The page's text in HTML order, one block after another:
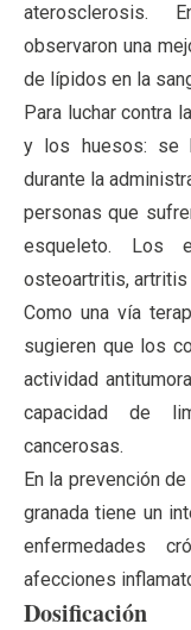
aterosclerosis.
observaron una
de lípidos en la
Para luchar contra
y los huesos: se
durante la
personas que
esqueleto. Los
osteoartritis,
Como una vía
sugieren que los
actividad
capacidad de
cancerosas.
En la prevención
granada tiene un
enfermedades
afecciones
Dosificación